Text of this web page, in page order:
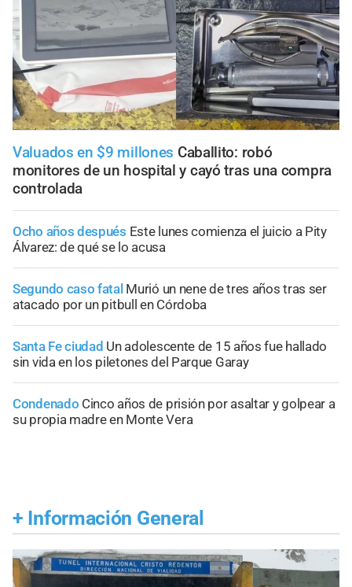
Valuados en $9 millones Caballito: robó
monitores de un hospital y cayó tras una compra
controlada
Ocho años después Este lunes comienza el juicio a Pity
Álvarez: de qué se lo acusa
Segundo caso fatal Murió un nene de tres años tras ser
atacado por un pitbull en Córdoba
Santa Fe ciudad Un adolescente de 15 años fue hallado
sin vida en los piletones del Parque Garay
Condenado Cinco años de prisión por asaltar y golpear a
su propia madre en Monte Vera
+ Información General